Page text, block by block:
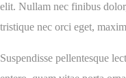
elit. Nullam nec finibus
tristique nec orci eget,
Suspendisse pellentesque